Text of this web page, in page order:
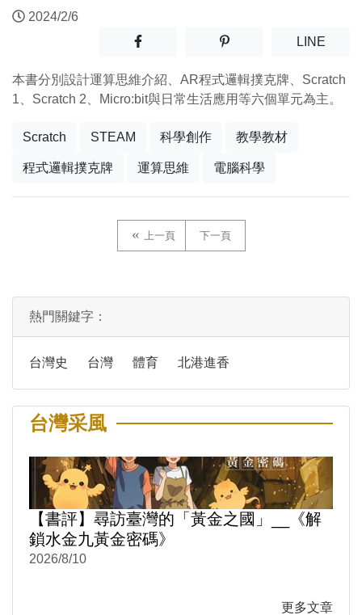
2024/2/6
分享至facebook(另開新視窗)
分享至噗浪(另開新視窗)
LINE(另開
本書分別設計運算思維介紹、AR程式邏輯撲克牌、Scratch
1、Scratch 2、Micro:bit與日常生活應用等六個單元為主。
Scratch STEAM 科學創作 教學教材
程式邏輯撲克牌 運算思維 電腦科學
上一頁 下一頁
熱門關鍵字：
台灣史 台灣 體育 北港進香
台灣采風
【書評】尋訪臺灣的「黃金之國」__《解
鎖水金九黃金密碼》
2026/8/10
更多文章